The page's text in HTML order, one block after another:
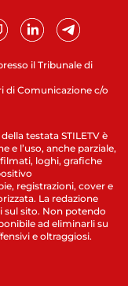
il Tribunale di
di Comunicazione c/o
testata STILETV è
e l’uso, anche parziale,
loghi, grafiche
registrazioni, cover e
La redazione
sul sito. Non potendo
ad eliminarli su
e oltraggiosi.